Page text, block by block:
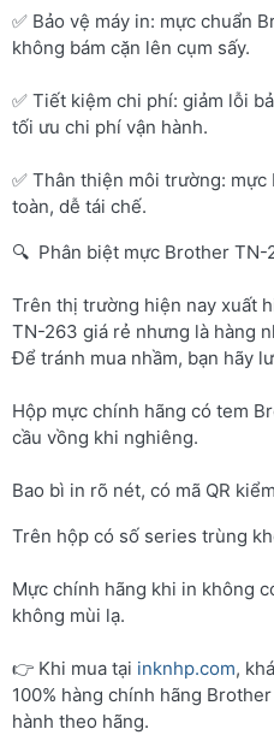
✅ Bảo vệ máy in: mực chuẩn
không bám cặn lên cụm sấy.
✅ Tiết kiệm chi phí: giảm lỗi
tối ưu chi phí vận hành.
✅ Thân thiện môi trường:
toàn, dễ tái chế.
🔍 Phân biệt mực Brother TN-
Trên thị trường hiện nay xuất
TN-263 giá rẻ nhưng là hàng
Để tránh mua nhầm, bạn hãy
Hộp mực chính hãng có tem
cầu vồng khi nghiêng.
Bao bì in rõ nét, có mã QR
Trên hộp có số series trùng
Mực chính hãng khi in không
không mùi lạ.
👉 Khi mua tại inknhp.com,
100% hàng chính hãng
hành theo hãng.